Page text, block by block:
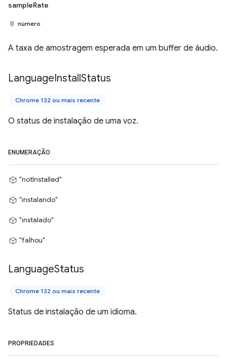
sampleRate
número
A taxa de amostragem esperada em um buffer de áudio.
LanguageInstallStatus
Chrome 132 ou mais recente
O status de instalação de uma voz.
ENUMERAÇÃO
"notInstalled"
"instalando"
"instalado"
"falhou"
LanguageStatus
Chrome 132 ou mais recente
Status de instalação de um idioma.
PROPRIEDADES